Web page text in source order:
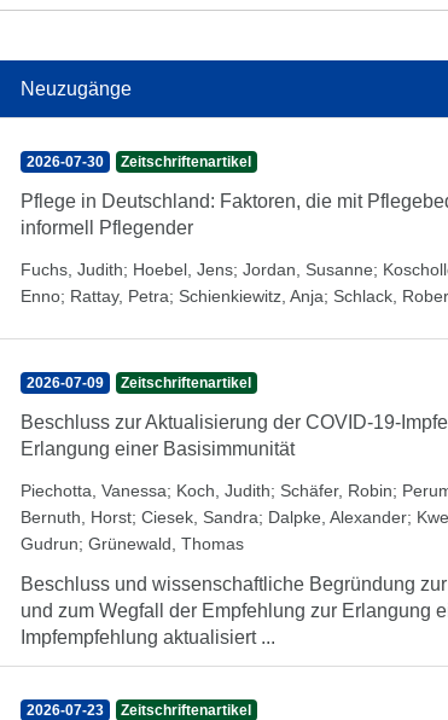
Neuzugänge
2026-07-30 Zeitschriftenartikel
Pflege in Deutschland: Faktoren, die mit
informell Pflegender
Fuchs, Judith; Hoebel, Jens; Jordan, Susanne;
Enno; Rattay, Petra; Schienkiewitz, Anja; Schlack,
2026-07-09 Zeitschriftenartikel
Beschluss zur Aktualisierung der COVID-19-
Erlangung einer Basisimmunität
Piechotta, Vanessa; Koch, Judith; Schäfer, Robin;
Bernuth, Horst; Ciesek, Sandra; Dalpke, Alexander;
Gudrun; Grünewald, Thomas
Beschluss und wissenschaftliche Begründung
und zum Wegfall der Empfehlung zur Erlangung
Impfempfehlung aktualisiert ...
2026-07-23 Zeitschriftenartikel